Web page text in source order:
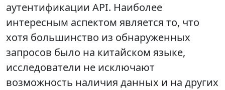
аутентификации API. Наиболее
интересным аспектом является то, что
хотя большинство из обнаруженных
запросов было на китайском языке,
исследователи не исключают
возможность наличия данных и на других